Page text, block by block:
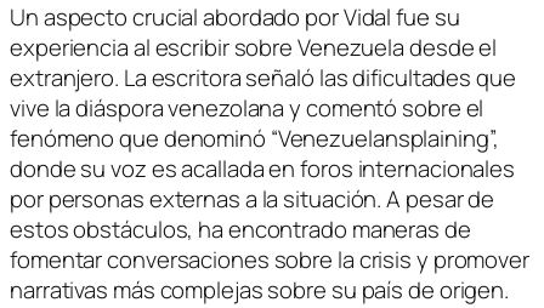
Un aspecto crucial abordado por Vidal fue su
experiencia al escribir sobre Venezuela desde el
extranjero. La escritora señaló las dificultades que
vive la diáspora venezolana y comentó sobre el
fenómeno que denominó “Venezuelansplaining”,
donde su voz es acallada en foros internacionales
por personas externas a la situación. A pesar de
estos obstáculos, ha encontrado maneras de
fomentar conversaciones sobre la crisis y promover
narrativas más complejas sobre su país de origen.